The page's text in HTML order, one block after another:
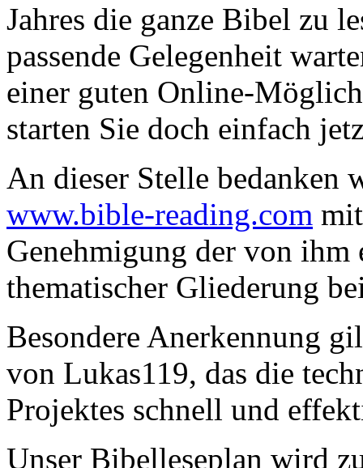
Jahres die ganze Bibel zu
passende Gelegenheit
einer guten Online-
starten Sie doch einfach
An dieser Stelle bedanken
www.bible-reading.com
Genehmigung der von
thematischer Gliederung
Besondere Anerkennung
von Lukas119, das die
Projektes schnell und
Unser Bibelleseplan wird